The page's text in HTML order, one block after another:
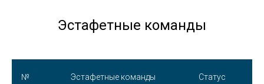
Эстафетные команды
№ Эстафетные команды Статус